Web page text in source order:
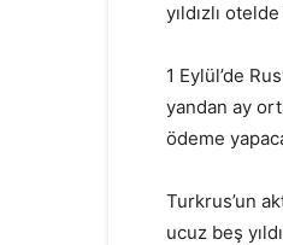
yıldızlı
1 Eylül’de
yandan ay
ödeme
Turkrus’un
ucuz beş